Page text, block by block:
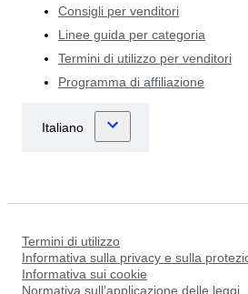
Consigli per venditori
Linee guida per categoria
Termini di utilizzo per venditori
Programma di affiliazione
Termini di utilizzo
Informativa sulla privacy e sulla
Informativa sui cookie
Normativa sull’applicazione delle leggi